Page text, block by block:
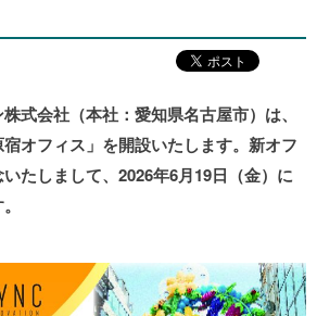
式会社（本社：愛知県名古屋市）は、
オフィス」を開設いたします。新オフ
たしまして、2026年6月19日（金）に